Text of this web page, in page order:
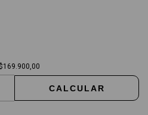
CALCULAR